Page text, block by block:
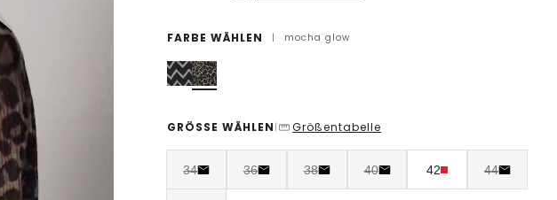
FARBE WÄHLEN | mocha glow
GRÖSSE WÄHLEN | Größentabelle
34 36 38 40 42 44